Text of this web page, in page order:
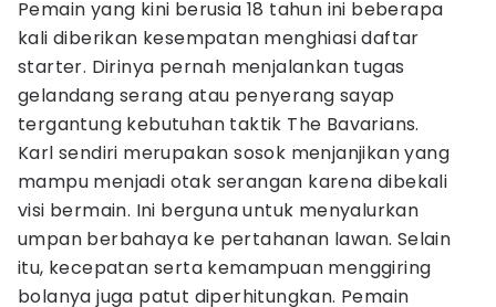
Pemain yang kini berusia 18 tahun ini beberapa
kali diberikan kesempatan menghiasi daftar
starter. Dirinya pernah menjalankan tugas
gelandang serang atau penyerang sayap
tergantung kebutuhan taktik The Bavarians.
Karl sendiri merupakan sosok menjanjikan yang
mampu menjadi otak serangan karena dibekali
visi bermain. Ini berguna untuk menyalurkan
umpan berbahaya ke pertahanan lawan. Selain
itu, kecepatan serta kemampuan menggiring
bolanya juga patut diperhitungkan. Pemain